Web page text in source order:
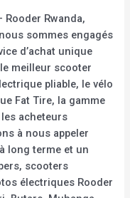
Rwanda,
sommes engagés
d’achat unique
meilleur scooter
pliable, le vélo
Fat Tire, la gamme
acheteurs
à nous appeler
long terme et un
scooters
électriques Rooder